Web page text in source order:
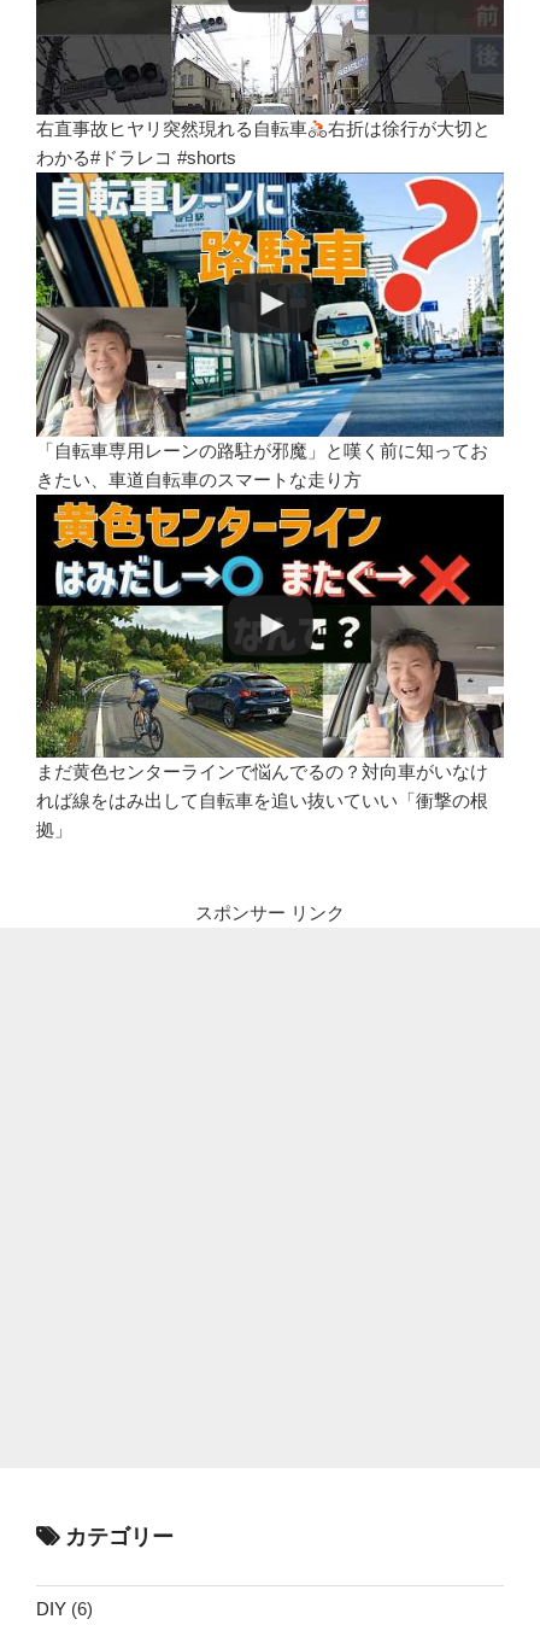
右直事故ヒヤリ突然現れる自転車
右折は徐行が大切と
わかる#ドラレコ #shorts
「自転車専用レーンの路駐が邪魔」と嘆く前に知ってお
きたい、車道自転車のスマートな走り方
まだ黄色センターラインで悩んでるの？対向車がいなけ
れば線をはみ出して自転車を追い抜いていい「衝撃の根
拠」
スポンサー リンク
カテゴリー
DIY (6)